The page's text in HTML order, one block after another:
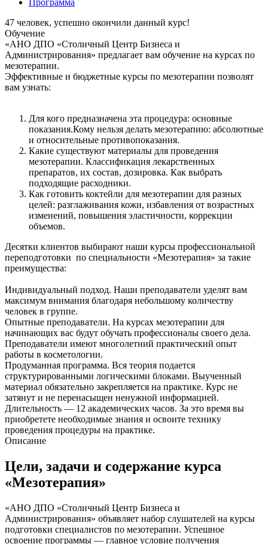
Программа
47 человек, успешно окончили данный курс!
Обучение
«АНО ДПО «Столичный Центр Бизнеса и
Администрирования» предлагает вам обучение на курсах по
мезотерапии.
Эффективные и бюджетные курсы по мезотерапии позволят
вам узнать:
Для кого предназначена эта процедура: основные
показания.Кому нельзя делать мезотерапию: абсолютные
и относительные противопоказания.
Какие существуют материалы для проведения
мезотерапии. Классификация лекарственных
препаратов, их состав, дозировка. Как выбрать
подходящие расходники.
Как готовить коктейли для мезотерапии для разных
целей: разглаживания кожи, избавления от возрастных
изменений, повышения эластичности, коррекции
объемов.
Десятки клиентов выбирают наши курсы профессиональной
переподготовки по специальности «Мезотерапия» за такие
преимущества:
Индивидуальный подход. Наши преподаватели уделят вам
максимум внимания благодаря небольшому количеству
человек в группе.
Опытные преподаватели. На курсах мезотерапии для
начинающих вас будут обучать профессионалы своего дела.
Преподаватели имеют многолетний практический опыт
работы в косметологии.
Продуманная программа. Вся теория подается
структурированными логическими блоками. Выученный
материал обязательно закрепляется на практике. Курс не
затянут и не перенасыщен ненужной информацией.
Длительность — 12 академических часов. За это время вы
приобретете необходимые знания и освоите технику
проведения процедуры на практике.
Описание
Цели, задачи и содержание курса
«Мезотерапия»
«АНО ДПО «Столичный Центр Бизнеса и
Администрирования» объявляет набор слушателей на курсы
подготовки специалистов по мезотерапии. Успешное
освоение программы ― главное условие получения